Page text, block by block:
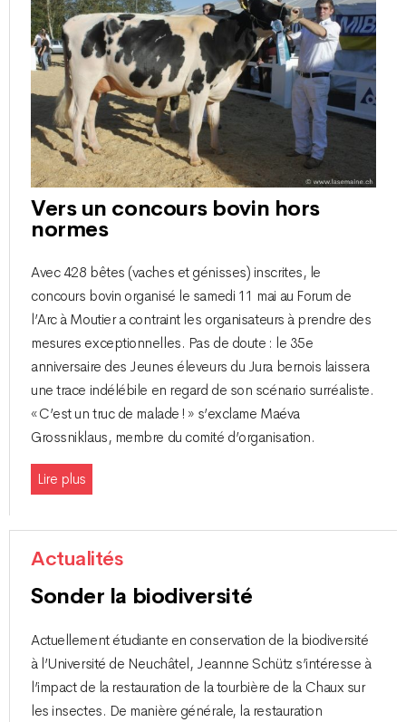
Vers un concours bovin hors
normes
Avec 428 bêtes (vaches et génisses) inscrites, le
concours bovin organisé le samedi 11 mai au Forum de
l’Arc à Moutier a contraint les organisateurs à prendre des
mesures exceptionnelles. Pas de doute : le 35e
anniversaire des Jeunes éleveurs du Jura bernois laissera
une trace indélébile en regard de son scénario surréaliste.
« C’est un truc de malade ! » s’exclame Maéva
Grossniklaus, membre du comité d’organisation.
Lire plus
Actualités
Sonder la biodiversité
Actuellement étudiante en conservation de la biodiversité
à l’Université de Neuchâtel, Jeannne Schütz s’intéresse à
l’impact de la restauration de la tourbière de la Chaux sur
les insectes. De manière générale, la restauration